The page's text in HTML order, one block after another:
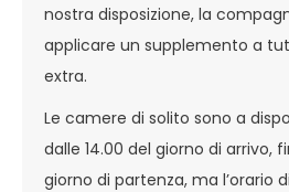
nostra disposizione, la
applicare un supplemento a
extra.
Le camere di solito sono a
dalle 14.00 del giorno di arrivo,
giorno di partenza, ma l’orario